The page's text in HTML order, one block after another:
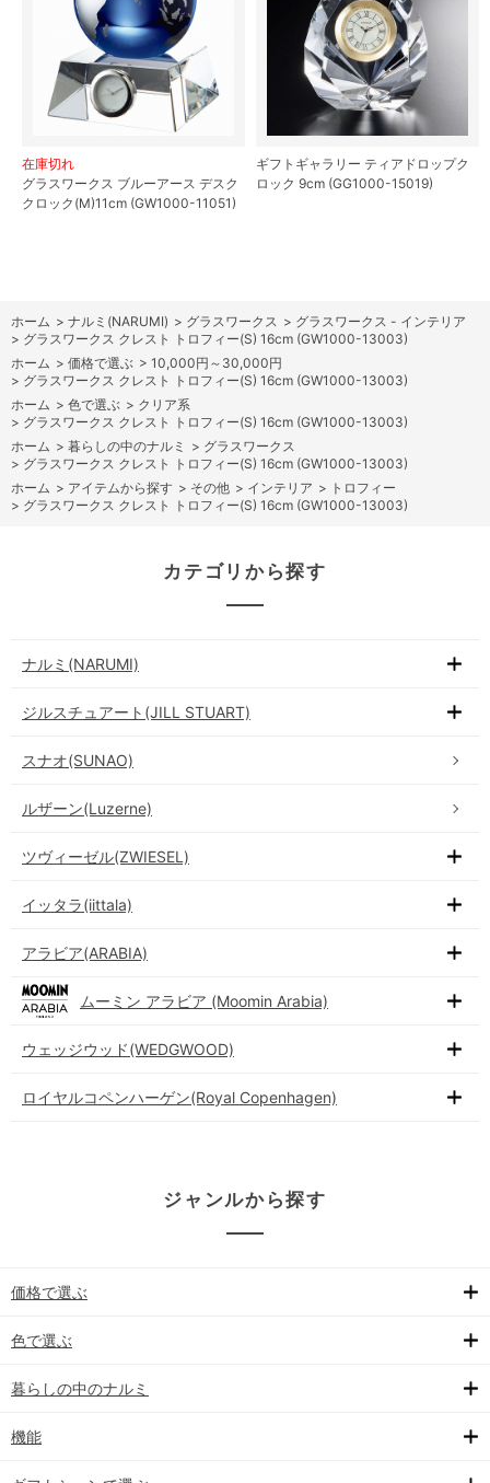
在庫切れ
グラスワークス ブルーアース デスク
クロック(M)11cm (GW1000-11051)
ギフトギャラリー ティアドロップク
ロック 9cm (GG1000-15019)
ホーム > ナルミ(NARUMI) > グラスワークス > グラスワークス - インテリア
> グラスワークス クレスト トロフィー(S) 16cm (GW1000-13003)
ホーム > 価格で選ぶ > 10,000円～30,000円
> グラスワークス クレスト トロフィー(S) 16cm (GW1000-13003)
ホーム > 色で選ぶ > クリア系
> グラスワークス クレスト トロフィー(S) 16cm (GW1000-13003)
ホーム > 暮らしの中のナルミ > グラスワークス
> グラスワークス クレスト トロフィー(S) 16cm (GW1000-13003)
ホーム > アイテムから探す > その他 > インテリア > トロフィー
> グラスワークス クレスト トロフィー(S) 16cm (GW1000-13003)
カテゴリから探す
ナルミ(NARUMI)
ジルスチュアート(JILL STUART)
スナオ(SUNAO)
ルザーン(Luzerne)
ツヴィーゼル(ZWIESEL)
イッタラ(iittala)
アラビア(ARABIA)
ムーミン アラビア (Moomin Arabia)
ウェッジウッド(WEDGWOOD)
ロイヤルコペンハーゲン(Royal Copenhagen)
ジャンルから探す
価格で選ぶ
色で選ぶ
暮らしの中のナルミ
機能